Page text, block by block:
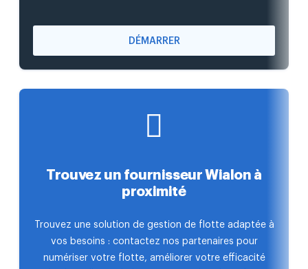
DÉMARRER
Trouvez un fournisseur Wialon à
proximité
Trouvez une solution de gestion de flotte adaptée à
vos besoins : contactez nos partenaires pour
numériser votre flotte, améliorer votre efficacité